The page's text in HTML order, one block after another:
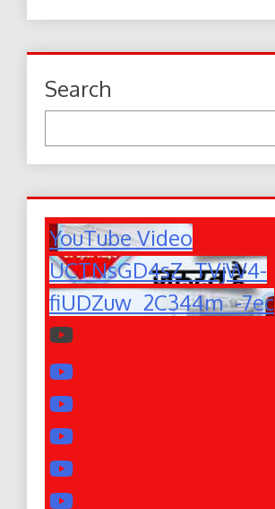
Search
YouTube Video
UCTNsGD4sZ_TVjW4-
fiUDZuw_2C344m_-7ec